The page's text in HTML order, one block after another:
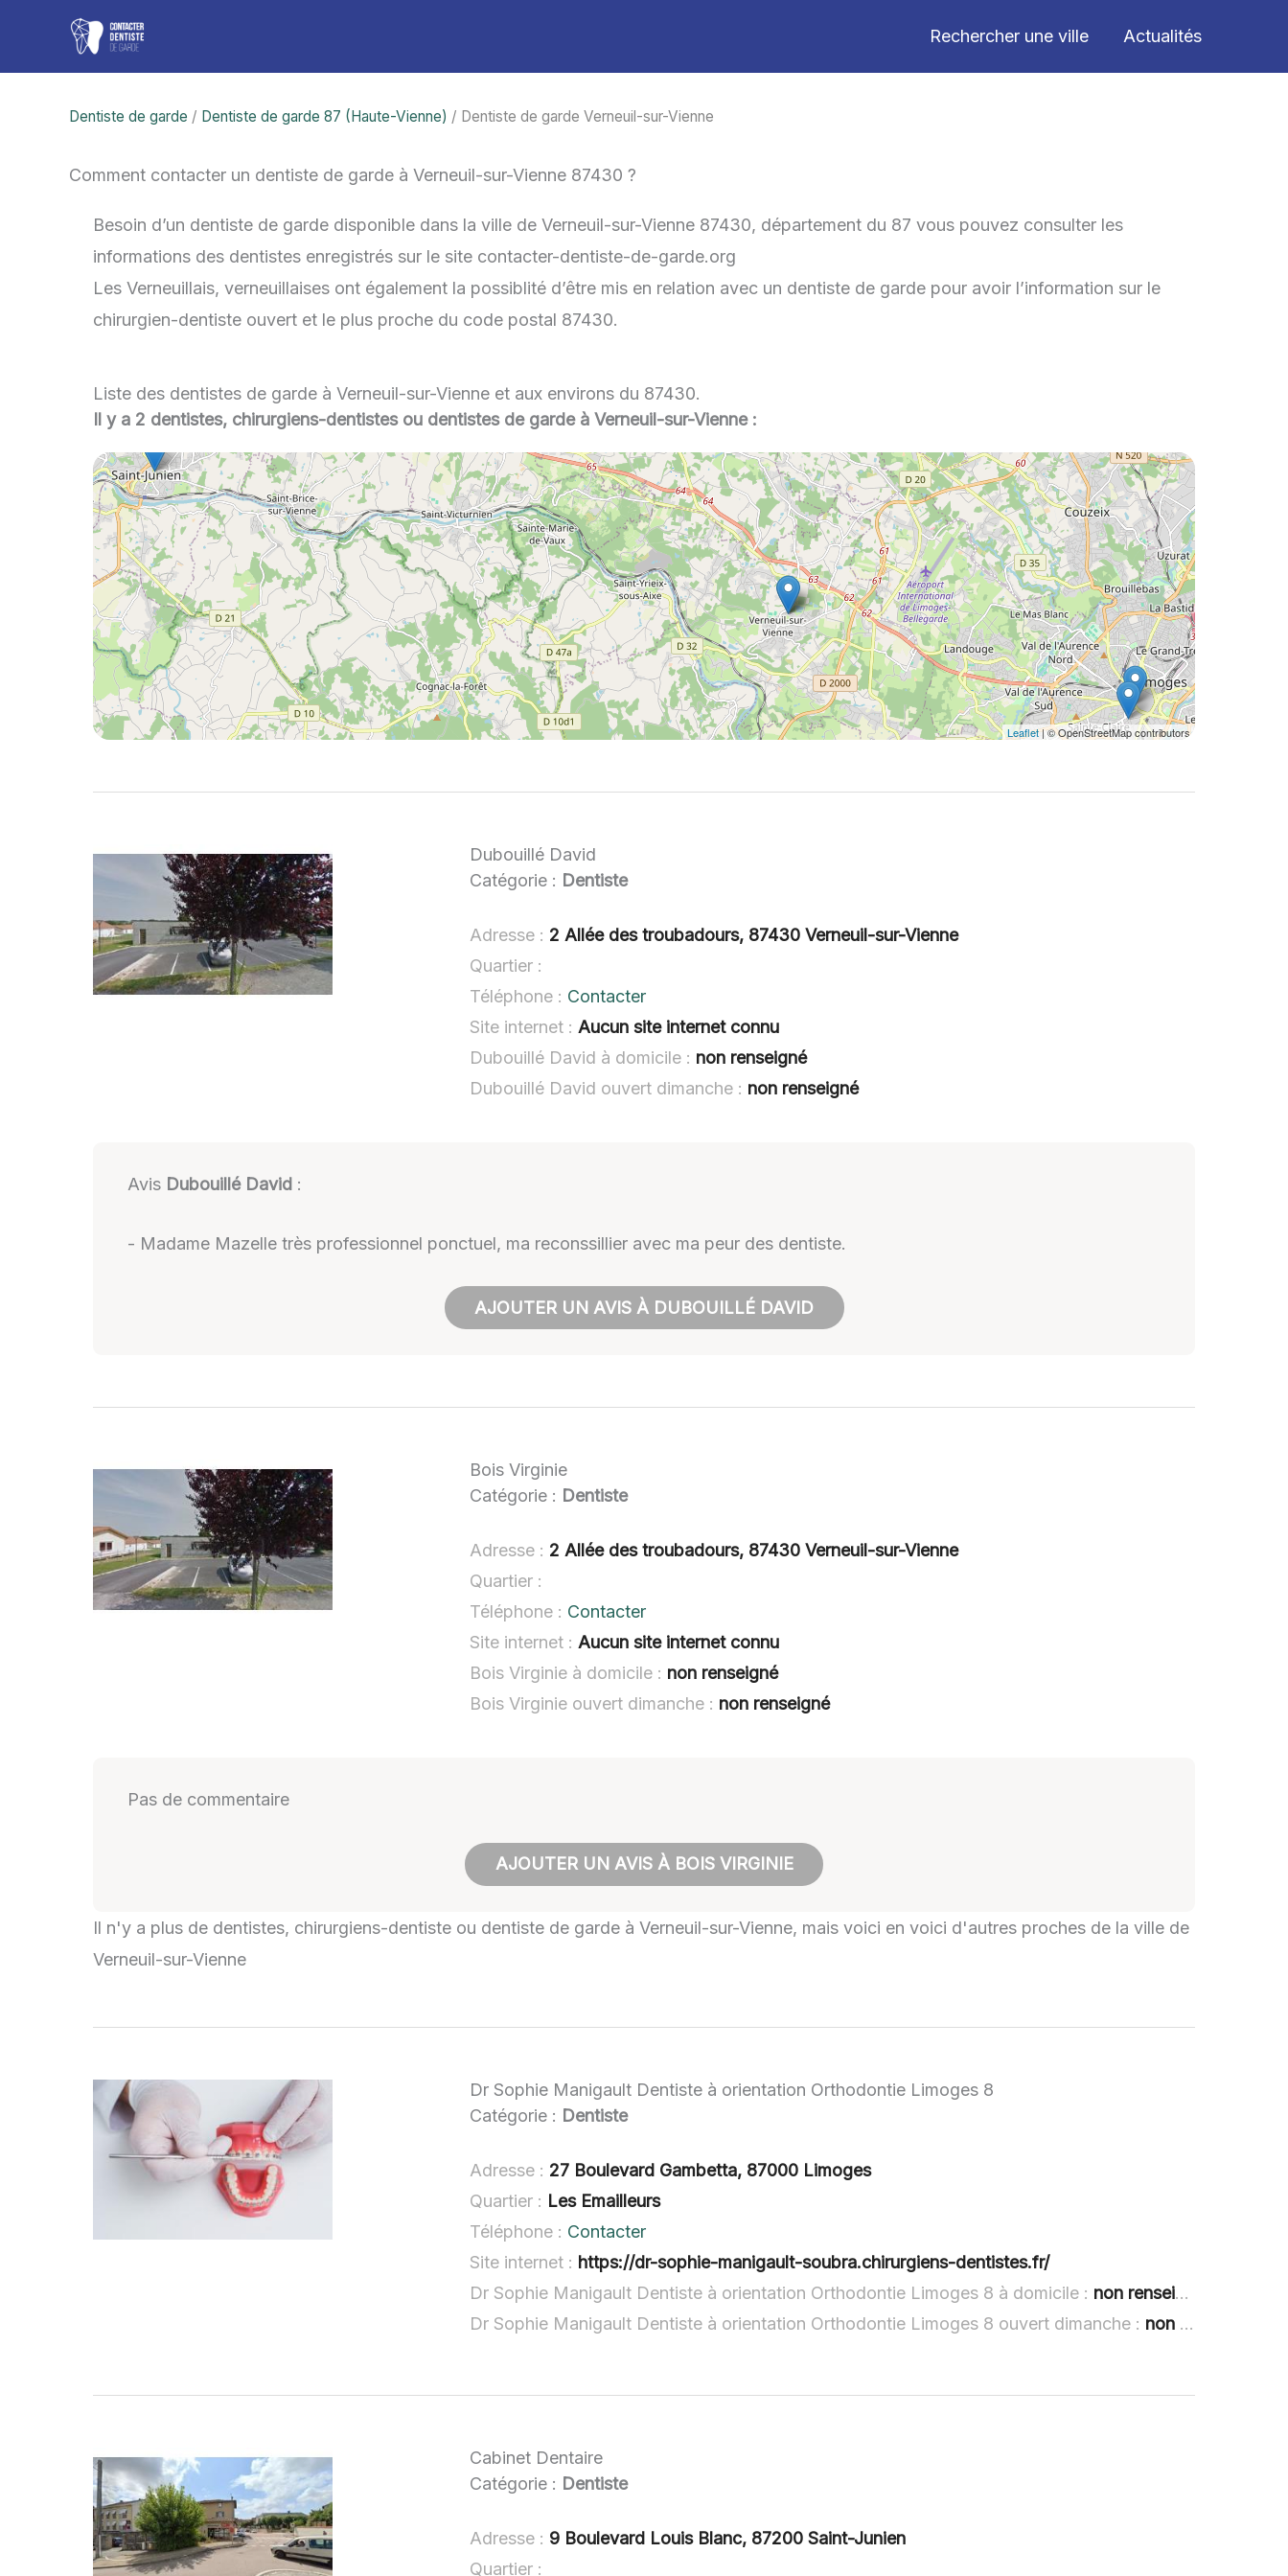
contenu
Rechercher une ville Actualités
Dentiste de garde / Dentiste de garde 87 (Haute-Vienne) / Dentiste de garde Verneuil-sur-Vienne
Comment contacter un dentiste de garde à Verneuil-sur-Vienne 87430 ?
Besoin d’un dentiste de garde disponible dans la ville de Verneuil-sur-Vienne 87430, département du 87 vous pouvez consulter les
informations des dentistes enregistrés sur le site contacter-dentiste-de-garde.org
Les Verneuillais, verneuillaises ont également la possiblité d’être mis en relation avec un dentiste de garde pour avoir l’information sur le
chirurgien-dentiste ouvert et le plus proche du code postal 87430.
Liste des dentistes de garde à Verneuil-sur-Vienne et aux environs du 87430.
Il y a 2 dentistes, chirurgiens-dentistes ou dentistes de garde à Verneuil-sur-Vienne :
Leaflet| © OpenStreetMap contributors
Dubouillé David
Catégorie : Dentiste
Adresse : 2 Allée des troubadours, 87430 Verneuil-sur-Vienne
Quartier :
Téléphone : Contacter
Site internet : Aucun site internet connu
Dubouillé David à domicile : non renseigné
Dubouillé David ouvert dimanche : non renseigné
Avis Dubouillé David :
- Madame Mazelle très professionnel ponctuel, ma reconssillier avec ma peur des dentiste.
AJOUTER UN AVIS À DUBOUILLÉ DAVID
Bois Virginie
Catégorie : Dentiste
Adresse : 2 Allée des troubadours, 87430 Verneuil-sur-Vienne
Quartier :
Téléphone : Contacter
Site internet : Aucun site internet connu
Bois Virginie à domicile : non renseigné
Bois Virginie ouvert dimanche : non renseigné
Pas de commentaire
AJOUTER UN AVIS À BOIS VIRGINIE
Il n'y a plus de dentistes, chirurgiens-dentiste ou dentiste de garde à Verneuil-sur-Vienne, mais voici en voici d'autres proches de la ville de
Verneuil-sur-Vienne
Dr Sophie Manigault Dentiste à orientation Orthodontie Limoges 8
Catégorie : Dentiste
Adresse : 27 Boulevard Gambetta, 87000 Limoges
Quartier : Les Emailleurs
Téléphone : Contacter
Site internet : https://dr-sophie-manigault-soubra.chirurgiens-dentistes.fr/
Dr Sophie Manigault Dentiste à orientation Orthodontie Limoges 8 à domicile : non renseigné
Dr Sophie Manigault Dentiste à orientation Orthodontie Limoges 8 ouvert dimanche : non renseigné
Cabinet Dentaire
Catégorie : Dentiste
Adresse : 9 Boulevard Louis Blanc, 87200 Saint-Junien
Quartier :